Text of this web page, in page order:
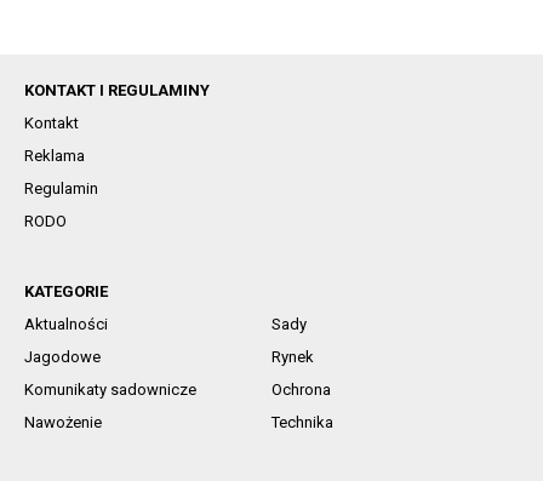
KONTAKT I REGULAMINY
Kontakt
Reklama
Regulamin
RODO
KATEGORIE
Aktualności
Sady
Jagodowe
Rynek
Komunikaty sadownicze
Ochrona
Nawożenie
Technika